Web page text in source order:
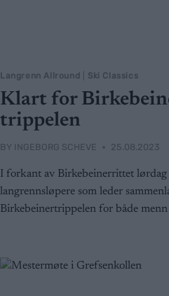
Langrenn Allround Ski Classics
Klart for
trippelen
BY INGEBORG SCHEVE 25.08.2023
I forkant av Birkebeinerrittet lørdag
langrennsløpere som leder
Birkebeinertrippelen for både